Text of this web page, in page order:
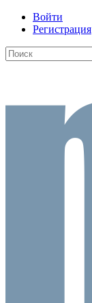
Войти
Регистрация